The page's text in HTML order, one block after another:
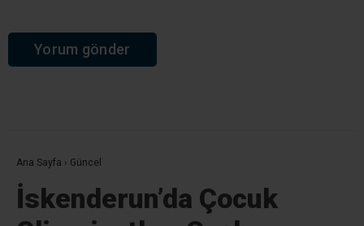
Ana Sayfa › Güncel
İskenderun’da Çocuk